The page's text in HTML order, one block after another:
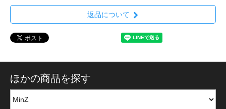
返品について
ほかの商品を探す